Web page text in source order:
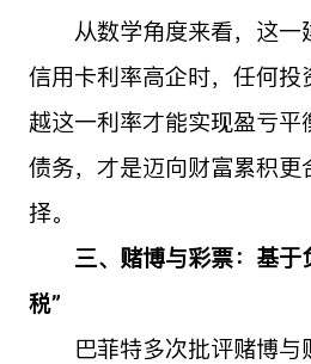
从数学角度来看，这一
信用卡利率高企时，任何投
越这一利率才能实现盈亏平
债务，才是迈向财富累积更
择。
三、赌博与彩票：基于
税”
巴菲特多次批评赌博与